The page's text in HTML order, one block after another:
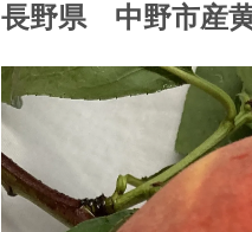
長野県 中野市産